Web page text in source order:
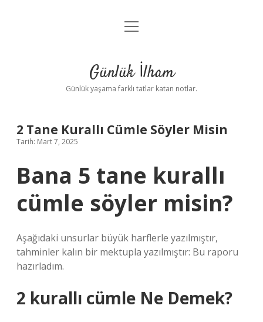
Anasayfa
Yasal Uyarı
menüyü
Günlük İlham
Günlük yaşama farklı tatlar katan notlar.
2 Tane Kurallı Cümle Söyler Misin
Tarih: Mart 7, 2025
Bana 5 tane kurallı
cümle söyler misin?
Aşağıdaki unsurlar büyük harflerle yazılmıştır,
tahminler kalın bir mektupla yazılmıştır: Bu raporu
hazırladım.
2 kurallı cümle Ne Demek?